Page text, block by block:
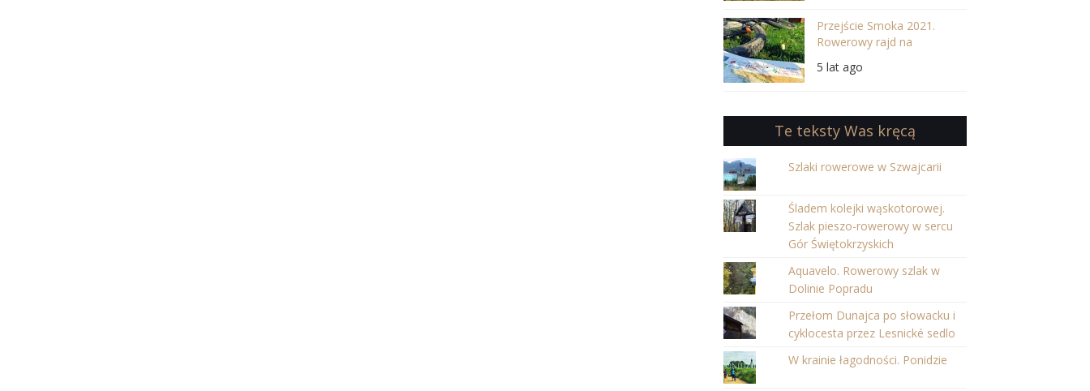
Przejście Smoka 2021.
Rowerowy rajd na
Iłżeckiej
5 lat ago
Te teksty Was kręcą
Szlaki rowerowe w Szwajcarii
Śladem kolejki wąskotorowej.
Szlak pieszo-rowerowy w sercu
Gór Świętokrzyskich
Aquavelo. Rowerowy szlak w
Dolinie Popradu
Przełom Dunajca po słowacku i
cyklocesta przez Lesnické sedlo
W krainie łagodności. Ponidzie